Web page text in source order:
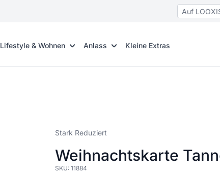
Lifestyle & Wohnen Anlass Kleine Extras
Stark Reduziert
Weihnachtskarte
SKU: 11884